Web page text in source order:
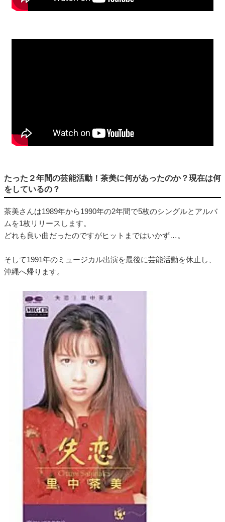
たった２年間の芸能活動！茶美に何があったのか？現在は何
をしているの？
茶美さんは1989年から1990年の2年間で5枚のシングルとアルバ
ムを1枚リリースします。
どれも良い曲だったのですがヒットまではいかず…。
そして1991年のミュージカル出演を最後に芸能活動を休止し、
沖縄へ帰ります。